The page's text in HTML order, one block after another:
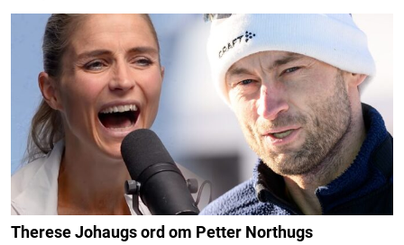
Therese Johaugs ord om Petter Northugs